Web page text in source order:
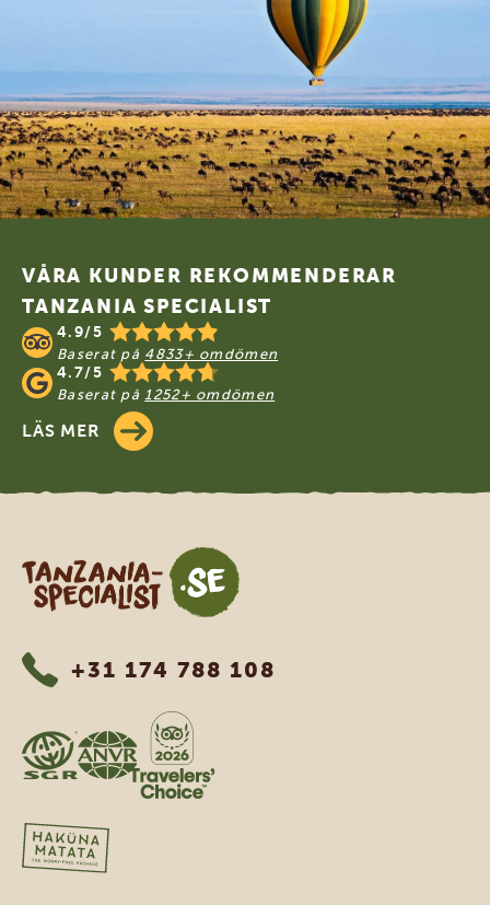
REIST NACH UGANDA UND LASST EUCH
VERZAUBERN
VÅRA KUNDER REKOMMENDERAR
TANZANIA SPECIALIST
4.9/5
Baserat på 4833+ omdömen
4.7/5
Baserat på1252+ omdömen
LÄS MER
Tanzania Specialist
+31 174 788 108